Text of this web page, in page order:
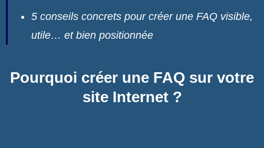
5 conseils concrets pour créer une FAQ visible,
utile… et bien positionnée
Pourquoi créer une FAQ sur votre
site Internet ?